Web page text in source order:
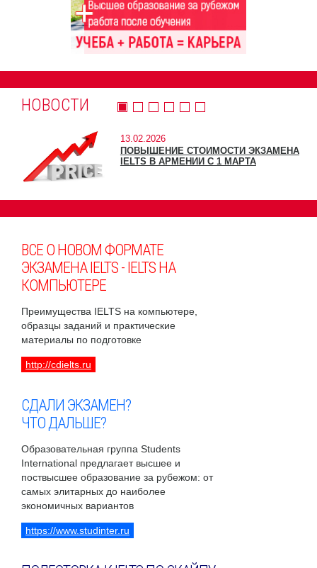
НОВОСТИ
13.02.2026
ПОВЫШЕНИЕ СТОИМОСТИ ЭКЗАМЕНА
IELTS В АРМЕНИИ С 1 МАРТА
ВСЕ О НОВОМ ФОРМАТЕ
ЭКЗАМЕНА IELTS - IELTS НА
КОМПЬЮТЕРЕ
Преимущества IELTS на компьютере,
образцы заданий и практические
материалы по подготовке
http://cdielts.ru
СДАЛИ ЭКЗАМЕН?
ЧТО ДАЛЬШЕ?
Образовательная группа Students
International предлагает высшее и
поствысшее образование за рубежом: от
самых элитарных до наиболее
экономичных вариантов
https://www.studinter.ru